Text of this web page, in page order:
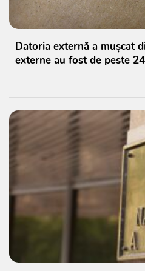
Datoria externă a mușcat
externe au fost de peste